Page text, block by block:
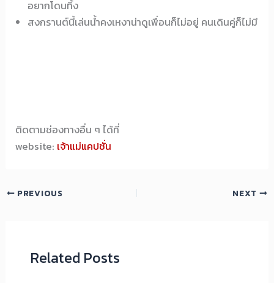
อยากโดนทิ้ง
สงกรานต์นี้เล่นน้ำคงเหงาน่าดูเพื่อนก็ไม่อยู่ คนเดินคู่ก็ไม่มี
ติดตามช่องทางอื่น ๆ ได้ที่
website: เจ้าแม่แคปชั่น
PREVIOUS NEXT
Related Posts